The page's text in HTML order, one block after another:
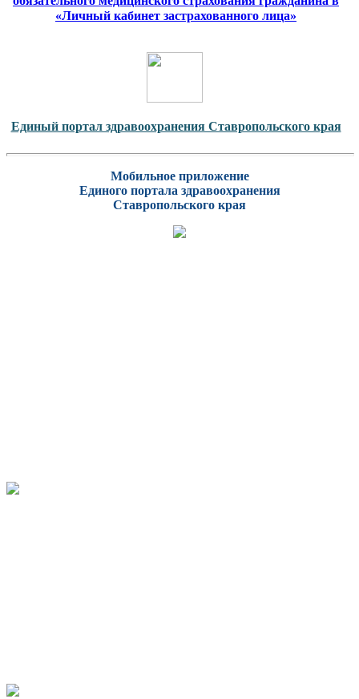
«Личный кабинет застрахованного лица»
Единый портал здравоохранения Ставропольского края
Мобильное приложение
Единого портала здравоохранения
Ставропольского края